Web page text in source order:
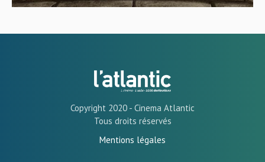
Copyright 2020 - Cinema Atlantic
Tous droits réservés
Mentions légales